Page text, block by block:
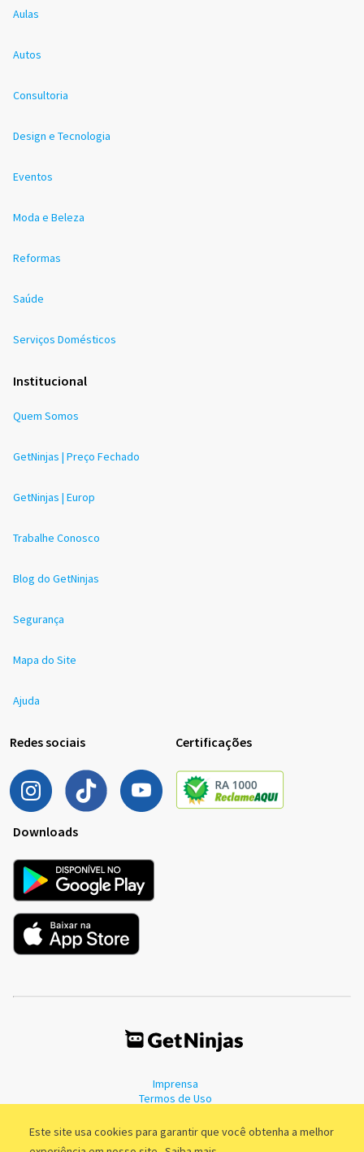
Este site usa cookies para garantir que você obtenha a melhor
Aulas
Autos
Consultoria
Design e Tecnologia
Eventos
Moda e Beleza
Reformas
Saúde
Serviços Domésticos
Institucional
Quem Somos
GetNinjas | Preço Fechado
GetNinjas | Europ
Trabalhe Conosco
Blog do GetNinjas
Segurança
Mapa do Site
Ajuda
Redes sociais Certificações
Downloads
Imprensa
Termos de Uso